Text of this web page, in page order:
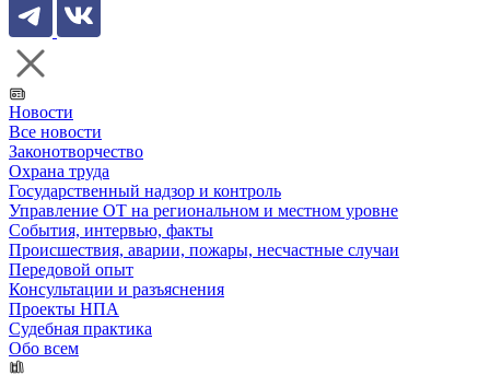
Новости
Все новости
Законотворчество
Охрана труда
Государственный надзор и контроль
Управление ОТ на региональном и местном уровне
События, интервью, факты
Происшествия, аварии, пожары, несчастные случаи
Передовой опыт
Консультации и разъяснения
Проекты НПА
Судебная практика
Обо всем